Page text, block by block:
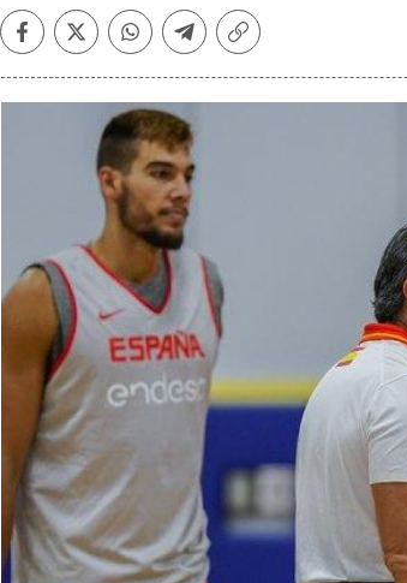
Facebook
TwitterWhatsapp
Telegram
Copiar